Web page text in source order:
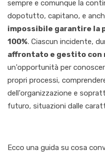
sempre e comunque la
dopotutto, capitano, e
impossibile garantire la
100%. Ciascun incidente,
affrontato e gestito con
un'opportunità per
propri processi,
dell'organizzazione e
futuro, situazioni dalle
Ecco una guida su cosa